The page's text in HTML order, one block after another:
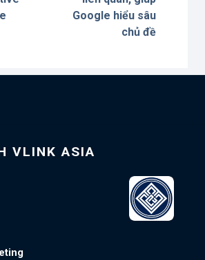
Google hiểu sâu
chủ đề
VLINK ASIA